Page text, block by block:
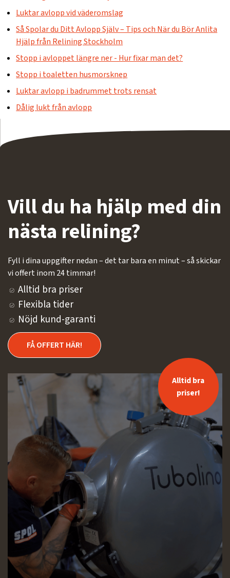
Luktar avlopp vid väderomslag
Så Spolar du Ditt Avlopp Själv – Tips och När du Bör Anlita
Hjälp från Relining Stockholm
Stopp i avloppet längre ner - Hur fixar man det?
Stopp i toaletten husmorsknep
Luktar avlopp i badrummet trots rensat
Dålig lukt från avlopp
Vill du ha hjälp med din
nästa relining?
Fyll i dina uppgifter nedan – det tar bara en minut – så skickar
vi offert inom 24 timmar!
Alltid bra priser
Flexibla tider
Nöjd kund-garanti
FÅ OFFERT HÄR!
Alltid bra
priser!